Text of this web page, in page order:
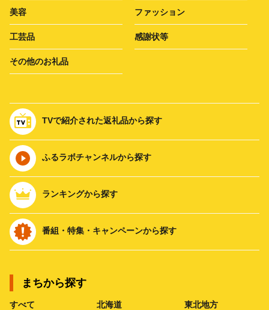
美容 ファッション
工芸品 感謝状等
その他のお礼品
TVで紹介された返礼品から探す
ふるラボチャンネルから探す
ランキングから探す
番組・特集・キャンペーンから探す
まちから探す
すべて 北海道 東北地方